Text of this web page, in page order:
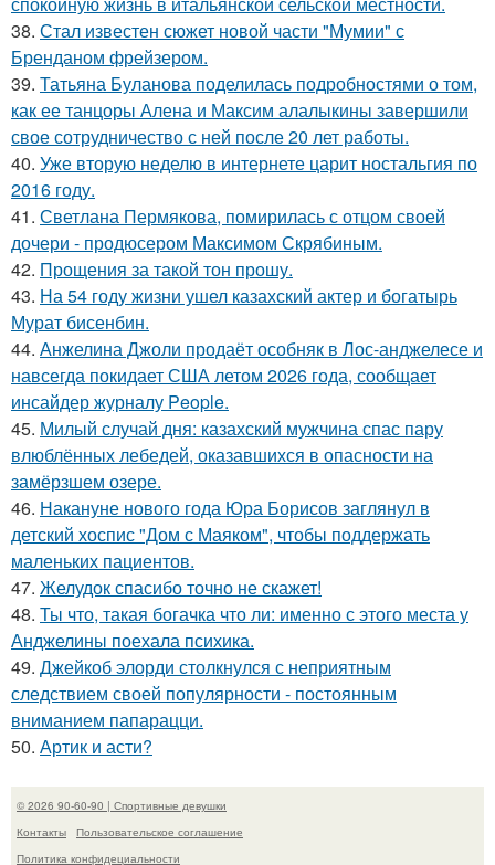
38. Стал известен сюжет новой части "Мумии" с
Бренданом фрейзером.
39. Татьяна Буланова поделилась подробностями о том,
как ее танцоры Алена и Максим алалыкины завершили
свое сотрудничество с ней после 20 лет работы.
40. Уже вторую неделю в интернете царит ностальгия по
2016 году.
41. Светлана Пермякова, помирилась с отцом своей
дочери - продюсером Максимом Скрябиным.
42. Прощения за такой тон прошу.
43. На 54 году жизни ушел казахский актер и богатырь
Мурат бисенбин.
44. Анжелина Джоли продаёт особняк в Лос-анджелесе и
навсегда покидает США летом 2026 года, сообщает
инсайдер журналу People.
45. Милый случай дня: казахский мужчина спас пару
влюблённых лебедей, оказавшихся в опасности на
замёрзшем озере.
46. Накануне нового года Юра Борисов заглянул в
детский хоспис "Дом с Маяком", чтобы поддержать
маленьких пациентов.
47. Желудок спасибо точно не скажет!
48. Ты что, такая богачка что ли: именно с этого места у
Анджелины поехала психика.
49. Джейкоб элорди столкнулся с неприятным
следствием своей популярности - постоянным
вниманием папарацци.
50. Артик и асти?
© 2026 90-60-90 | Спортивные девушки
Контакты
Пользовательское соглашение
Политика конфидециальности